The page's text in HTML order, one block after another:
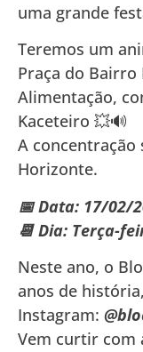
uma grande
Teremos um
Praça do Bairro
Alimentação,
Kaceteiro 💥🔊
A concentração
Horizonte.
📅 Data: 17/02/
📆 Dia: Terça-
Neste ano, o
anos de
Instagram:
Vem curtir com